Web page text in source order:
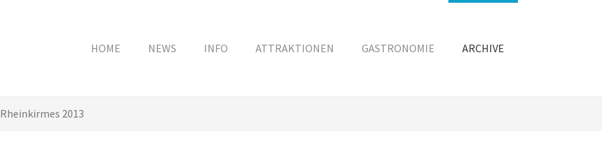
HOME NEWS INFO ATTRAKTIONEN GASTRONOMIE ARCHIVE
Rheinkirmes 2013